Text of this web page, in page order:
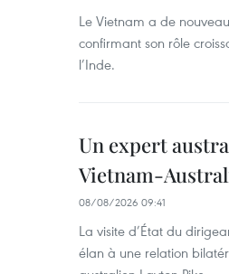
Le Vietnam a de
confirmant son rôle
l’Inde.
Un expert
Vietnam-
08/08/2026 09:41
La visite d’État du
élan à une relation